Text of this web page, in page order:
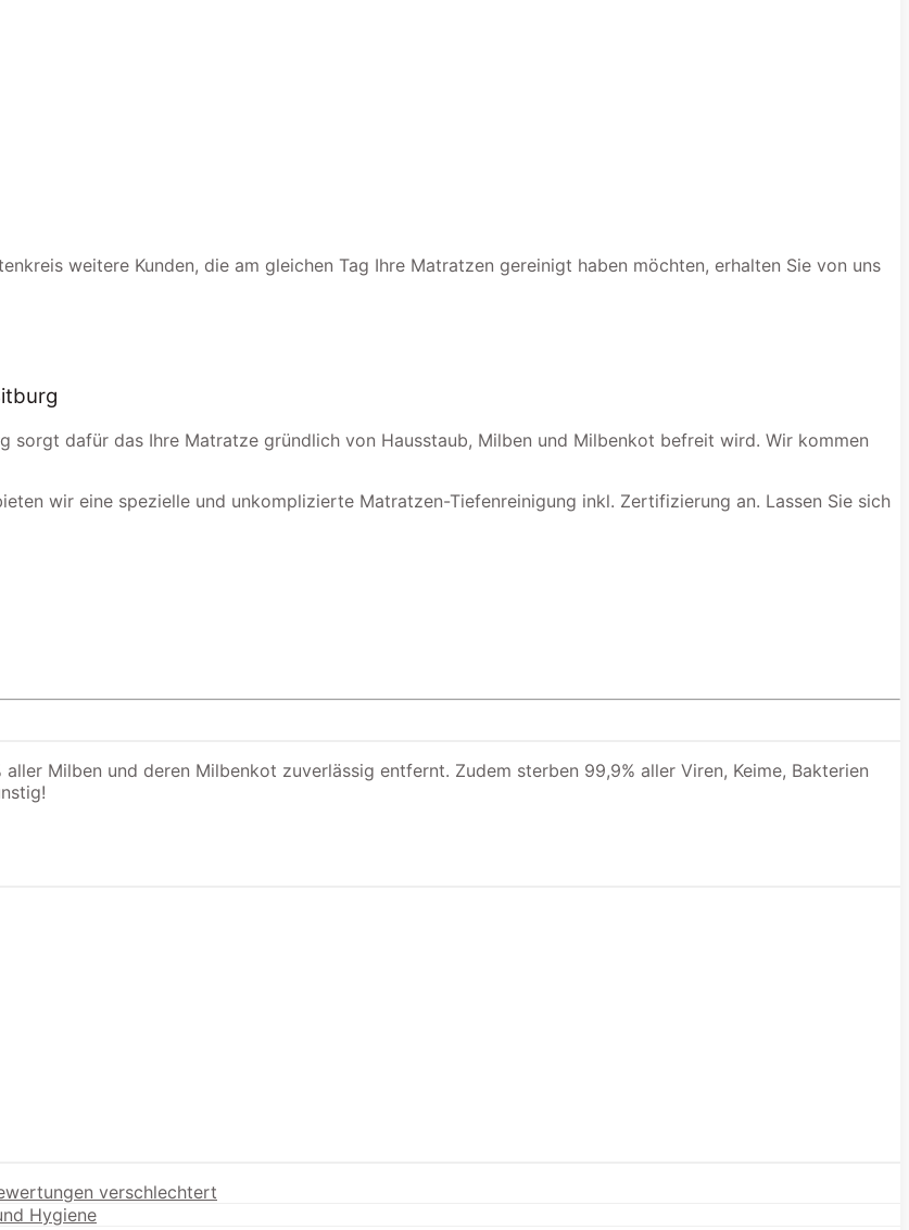
weitere Kunden, die am gleichen Tag Ihre Matratzen gereinigt haben möchten, erhalten Sie von uns
sorgt dafür das Ihre Matratze gründlich von Hausstaub, Milben und Milbenkot befreit wird. Wir kommen
wir eine spezielle und unkomplizierte Matratzen-Tiefenreinigung inkl. Zertifizierung an. Lassen Sie sich
Milben und deren Milbenkot zuverlässig entfernt. Zudem sterben 99,9% aller Viren, Keime, Bakterien
verschlechtert
Hygiene